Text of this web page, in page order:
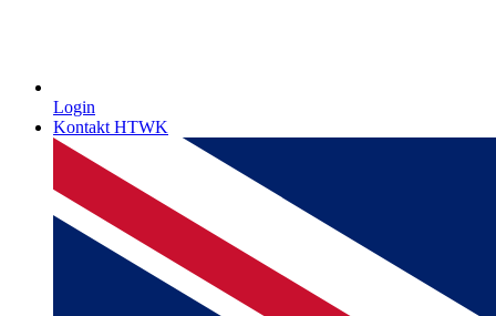
Login
Kontakt HTWK